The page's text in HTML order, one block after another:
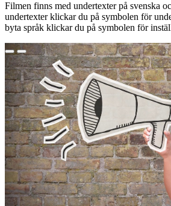
Filmen finns med undertexter på svenska
undertexter klickar du på symbolen för
byta språk klickar du på symbolen för